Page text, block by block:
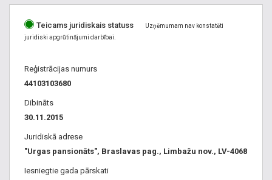
Teicams juridiskais statuss
Uzņēmumam nav konstatēti
juridiski apgrūtinājumi darbībai.
Reģistrācijas numurs
44103103680
Dibināts
30.11.2015
Juridiskā adrese
"Urgas pansionāts", Braslavas pag., Limbažu nov., LV-4068
Iesniegtie gada pārskati